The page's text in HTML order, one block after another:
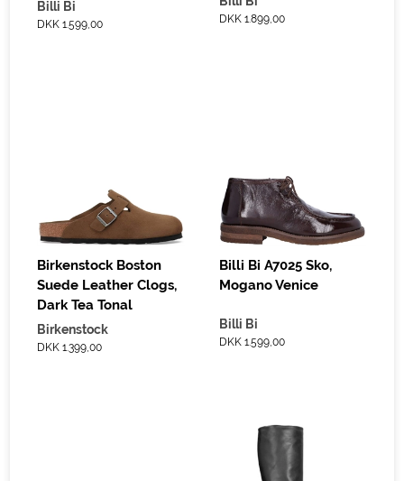
Billi Bi
DKK 1.599,00 DKK 1.899,00
Birkenstock Boston
Suede Leather Clogs,
Dark Tea Tonal
Birkenstock
DKK 1.399,00
Billi Bi A7025 Sko,
Mogano Venice
Billi Bi
DKK 1.599,00